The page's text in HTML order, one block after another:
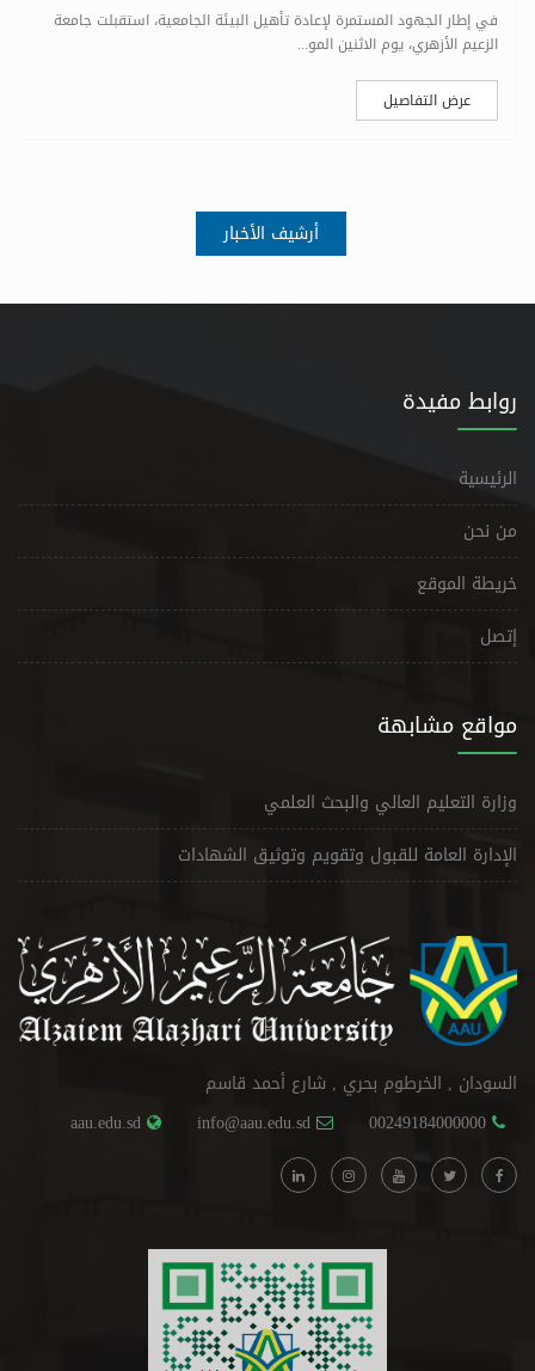
في إطار الجهود المستمرة لإعادة تأهيل البيئة الجامعية، استقبلت جامعة
الزعيم الأزهري، يوم الاثنين المو...
عرض التفاصيل
أرشيف الأخبار
روابط مفيدة
الرئيسية
من نحن
خريطة الموقع
إتصل
مواقع مشابهة
وزارة التعليم العالي والبحث العلمي
الإدارة العامة للقبول وتقويم وتوثيق الشهادات
السودان , الخرطوم بحري , شارع أحمد قاسم
00249184000000
info@aau.edu.sd
aau.edu.sd